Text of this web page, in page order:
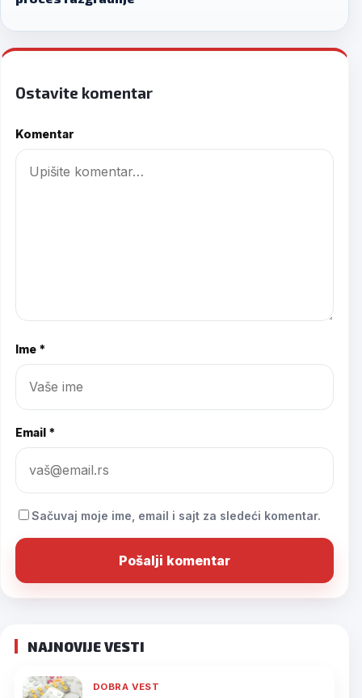
Ostavite komentar
Komentar
Ime *
Email *
Sačuvaj moje ime, email i sajt za sledeći komentar.
NAJNOVIJE VESTI
DOBRA VEST